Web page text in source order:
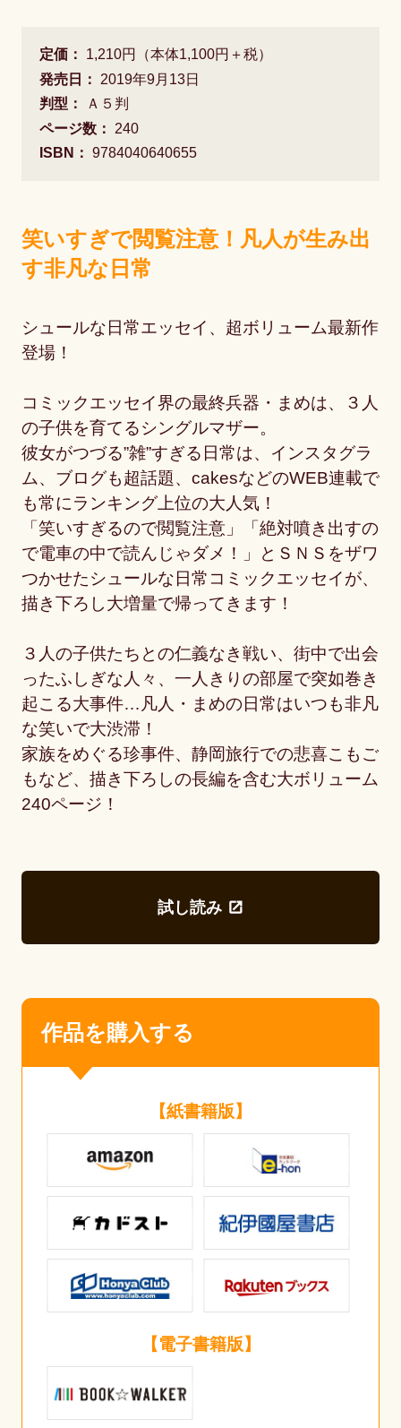
定価：
1,210円（本体1,100円＋税）
発売日：
2019年9月13日
判型：
Ａ５判
ページ数：
240
ISBN： 9784040640655
笑いすぎで閲覧注意！凡人が生み出
す非凡な日常
シュールな日常エッセイ、超ボリューム最新作
登場！
コミックエッセイ界の最終兵器・まめは、３人
の子供を育てるシングルマザー。
彼女がつづる”雑”すぎる日常は、インスタグラ
ム、ブログも超話題、cakesなどのWEB連載で
も常にランキング上位の大人気！
「笑いすぎるので閲覧注意」「絶対噴き出すの
で電車の中で読んじゃダメ！」とＳＮＳをザワ
つかせたシュールな日常コミックエッセイが、
描き下ろし大増量で帰ってきます！
３人の子供たちとの仁義なき戦い、街中で出会
ったふしぎな人々、一人きりの部屋で突如巻き
起こる大事件…凡人・まめの日常はいつも非凡
な笑いで大渋滞！
家族をめぐる珍事件、静岡旅行での悲喜こもご
もなど、描き下ろしの長編を含む大ボリューム
240ページ！
試し読み
作品を購入する
【紙書籍版】
【電子書籍版】